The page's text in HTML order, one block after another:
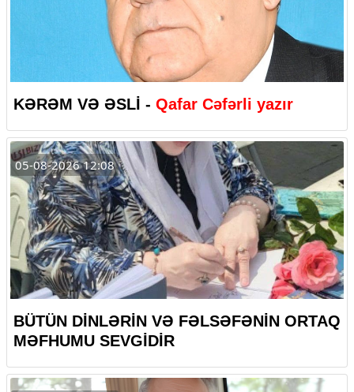
KƏRƏM VƏ ƏSLİ - Qafar Cəfərli yazır
05-08-2026 12:08
BÜTÜN DİNLƏRİN VƏ FƏLSƏFƏNİN ORTAQ
MƏFHUMU SEVGİDİR